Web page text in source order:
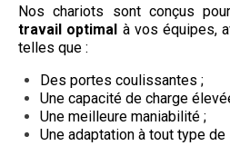
Nos chariots sont conçus pour
travail optimal à vos équipes,
telles que :
Des portes coulissantes ;
Une capacité de charge
Une meilleure maniabilité ;
Une adaptation à tout type